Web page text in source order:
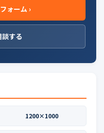
ォーム ›
談する
1200×1000